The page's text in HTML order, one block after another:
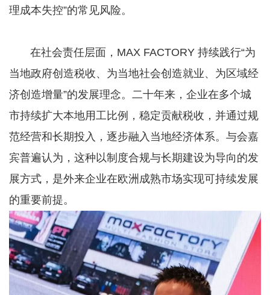
理成本失控”的常见风险。
在社会责任层面，MAX FACTORY 持续践行“为
当地政府创造税收、为当地社会创造就业、为区域经
济创造增量”的发展理念。二十年来，企业在多个城
市持续扩大本地用工比例，稳定贡献税收，并通过规
范经营和长期投入，逐步融入当地经济体系。与会嘉
宾普遍认为，这种以制度合规与长期建设为导向的发
展方式，是外来企业在欧洲成熟市场实现可持续发展
的重要前提。